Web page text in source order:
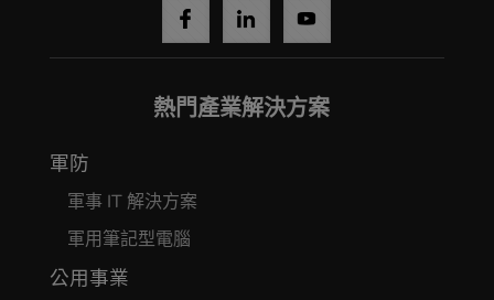
Cancel
熱門產業解決方案
軍防
軍事 IT 解決方案
軍用筆記型電腦
公用事業